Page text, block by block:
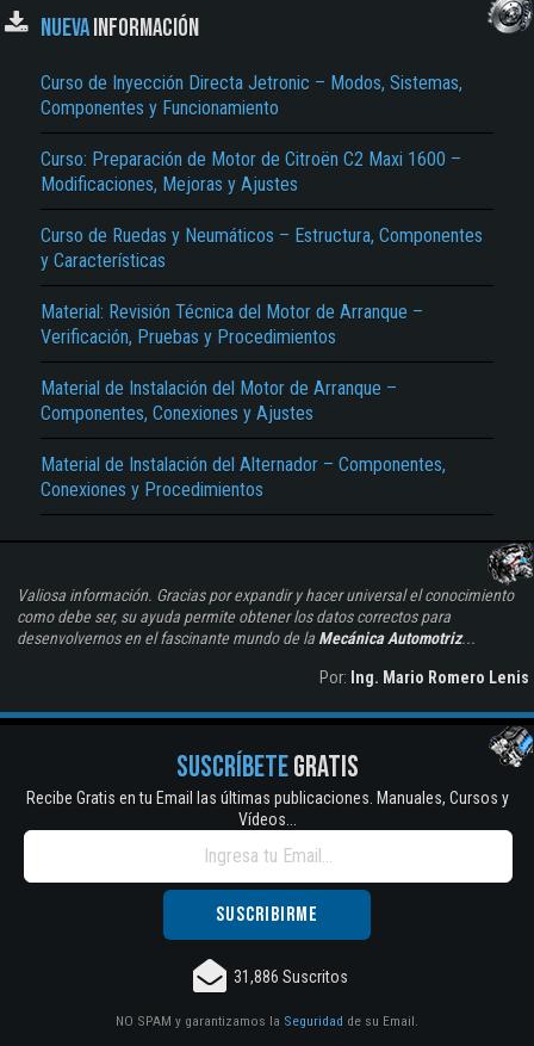
NUEVAINFORMACIÓN
Curso de Inyección Directa Jetronic – Modos, Sistemas,
Componentes y Funcionamiento
Curso: Preparación de Motor de Citroën C2 Maxi 1600 –
Modificaciones, Mejoras y Ajustes
Curso de Ruedas y Neumáticos – Estructura, Componentes
y Características
Material: Revisión Técnica del Motor de Arranque –
Verificación, Pruebas y Procedimientos
Material de Instalación del Motor de Arranque –
Componentes, Conexiones y Ajustes
Material de Instalación del Alternador – Componentes,
Conexiones y Procedimientos
Valiosa información. Gracias por expandir y hacer universal el conocimiento
como debe ser, su ayuda permite obtener los datos correctos para
desenvolvernos en el fascinante mundo de la Mecánica Automotriz...
Por: Ing. Mario Romero Lenis
SUSCRÍBETEGRATIS
Recibe Gratis en tu Email las últimas publicaciones. Manuales, Cursos y
Vídeos...
31,886 Suscritos
NO SPAM y garantizamos la Seguridad de su Email.